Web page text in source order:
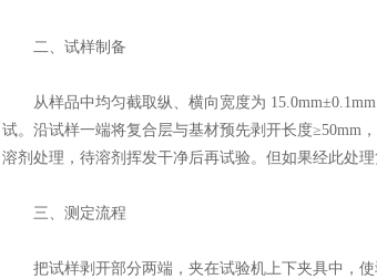
二、试样制备
从样品中均匀截取纵、横向宽度为 15.0mm±0.1mm
试。沿试样一端将复合层与基材预先剥开长度≥50mm
溶剂处理，待溶剂挥发干净后再试验。但如果经此处
三、测定流程
把试样剥开部分两端，夹在试验机上下夹具中，使